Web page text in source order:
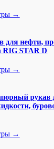
→
для нефти,
RIG STAR D
→
рукав
→